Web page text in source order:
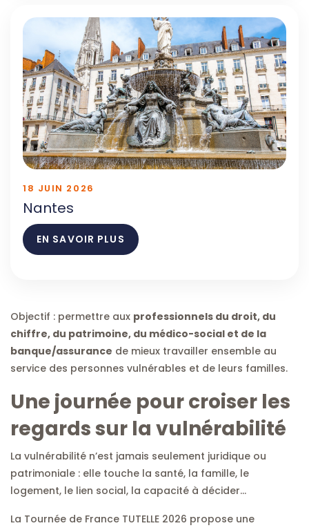
18 JUIN 2026
Nantes
EN SAVOIR PLUS
Objectif : permettre aux professionnels du droit, du
chiffre, du patrimoine, du médico-social et de la
banque/assurance de mieux travailler ensemble au
service des personnes vulnérables et de leurs familles.
Une journée pour croiser les
regards sur la vulnérabilité
La vulnérabilité n’est jamais seulement juridique ou
patrimoniale : elle touche la santé, la famille, le
logement, le lien social, la capacité à décider…
La Tournée de France TUTELLE 2026 propose une